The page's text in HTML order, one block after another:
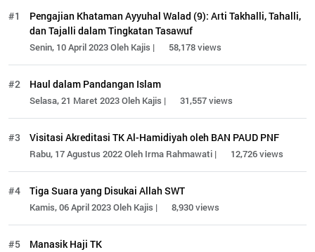
#1
Pengajian Khataman Ayyuhal Walad (9): Arti Takhalli, Tahalli,
dan Tajalli dalam Tingkatan Tasawuf
Senin, 10 April 2023 Oleh Kajis | 58,178 views
#2 Haul dalam Pandangan Islam
Selasa, 21 Maret 2023 Oleh Kajis | 31,557 views
#3 Visitasi Akreditasi TK Al-Hamidiyah oleh BAN PAUD PNF
Rabu, 17 Agustus 2022 Oleh Irma Rahmawati | 12,726 views
#4 Tiga Suara yang Disukai Allah SWT
Kamis, 06 April 2023 Oleh Kajis | 8,930 views
#5 Manasik Haji TK